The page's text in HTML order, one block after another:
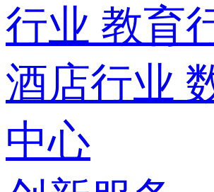
行业 教育
酒店行业
中心